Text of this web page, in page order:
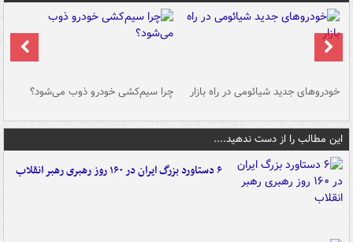
خودروهای جدید شیائومی در راه بازار چرا سیم‌کشی خودرو ذوب می‌شود؟
این مطالب را از دست ندهید....
۶ دستاورد بزرگ ایران در ۱۶۰ روز رهبری رهبر انقلاب